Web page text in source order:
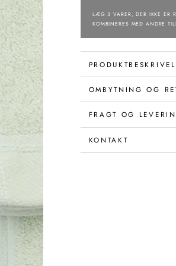
LÆG 3 VARER, DER IKKE ER
KOMBINERES MED ANDRE
OMBYTNING OG
FRAGT OG
KONTAKT